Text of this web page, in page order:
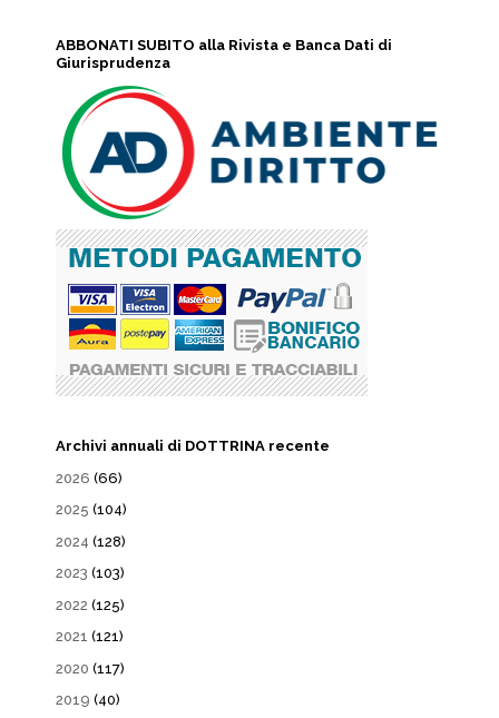
ABBONATI SUBITO alla Rivista e Banca Dati di
Giurisprudenza
Archivi annuali di DOTTRINA recente
2026 (66)
2025 (104)
2024 (128)
2023 (103)
2022 (125)
2021 (121)
2020 (117)
2019 (40)